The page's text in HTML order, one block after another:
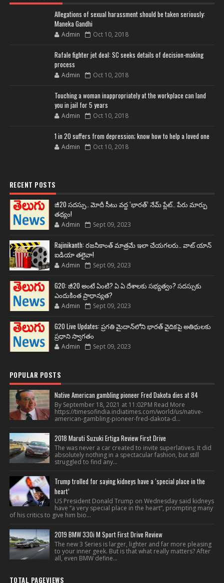
Allegations of sexual harassment should be taken seriously:
Maneka Gandhi
Admin Oct 10, 2018
Rafale fighter jet deal: SC seeks details of decision-making
process
Admin Oct 10, 2018
Touching a woman inappropriately at the workplace can land
you in jail for 5 years
Admin Oct 10, 2018
1 in 20 suffers from depression; know how to help a loved one
Admin Oct 10, 2018
RECENT POSTS
జీ20 సదస్సు.. మోదీ సీటు వద్ద ‘భారత్’ నేమ్ ప్లేట్‌.. పేరు మార్పు
తథ్యం!
Admin Sept 09, 2023
Rajinikanth: రజనీకాంత్ మాత్రమే ఇలా చేయగలరు.. వాట్ యాన్
ఐడియా తలైవా!
Admin Sept 09, 2023
G20: జీ20 అంటే ఏంటి? ఏ ఏ దేశాలకు సభ్యత్వం? సదస్సుకు
ఎందుకింత ప్రాధాన్యత?
Admin Sept 09, 2023
G20 Live Updates: ప్రగతి మైదాన్‌లోని భారత్ వైదికపై అతిథులకు
ప్రధాని స్వాగతం
Admin Sept 09, 2023
POPULAR POSTS
Native American gambling pioneer Fred Dakota dies at 84
By September 18, 2021 at 11:02PM Read More
https://timesofindia.indiatimes.com/world/us/native-
american-gambling-pioneer-fred-dakota-d...
2018 Maruti Suzuki Ertiga Review First Drive
The was never a car created to invite superlatives. It did
absolutely nothing in a spectacular fashion, but still
struggled to find any...
Trump trolled for saying kidneys have a ‘special place in the
heart’
US President Donald Trump on Wednesday said kidneys
have “a very special place in the heart”, prompting many
of his critics to give him bio...
2019 BMW 330i M Sport First Drive Review
The new 3 Series is larger, lighter and far more pleasing
to your inner geek. But is that what really matters? After
all, even BMW define...
TOTAL PAGEVIEWS